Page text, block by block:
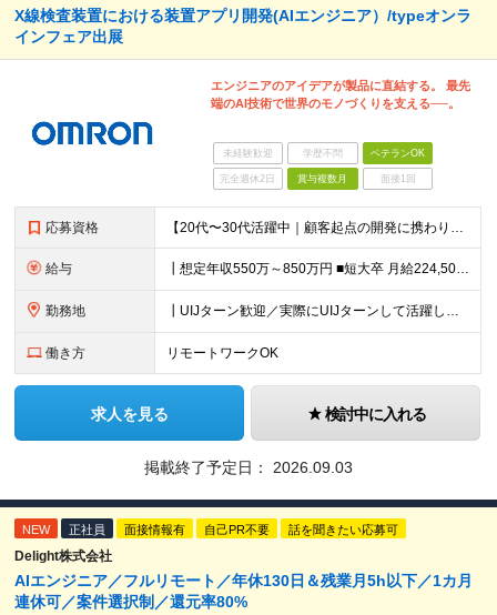
X線検査装置における装置アプリ開発(AIエンジニア）/typeオンラ
インフェア出展
エンジニアのアイデアが製品に直結する。 最先
端のAI技術で世界のモノづくりを支える──。
未経験歓迎 学歴不問 ベテランOK
完全週休2日 賞与複数月 面接1回
応募資格 【20代〜30代活躍中｜顧客起点の開発に携わりたい方歓迎】 ┃必須条件 ■C言語による組み込み実装経験をお持ちの方 ■既存課題に対し、AIでの現実的な解決方法を要件設計した経験をお持ちの方 ■仕様や要
給与 ┃想定年収550万～850万円 ■短大卒 月給224,500円～ ■高専卒 月給262,000円～ ■大学卒 月給287,000円～ ■修士了 月給314,000円～ ■博士了 月給355,
勤務地 ┃UIJターン歓迎／実際にUIJターンして活躍している社員多数 ┃マイカー、バイク通勤可 ◇京都・大阪からのアクセスも良好 └京都駅から約20分 └大阪駅から約50分 【草津事業所】 滋賀県草津市
働き方 リモートワークOK
求人を見る 検討中に入れる
掲載終了予定日： 2026.09.03
NEW 正社員 面接情報有 自己PR不要 話を聞きたい応募可
Delight株式会社
AIエンジニア／フルリモート／年休130日＆残業月5h以下／1カ月
連休可／案件選択制／還元率80%